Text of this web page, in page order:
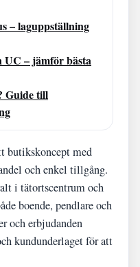
– laguppställning
UC – jämför bästa
Guide till
butikskoncept med
och enkel tillgång.
i tätortscentrum och
boende, pendlare och
och erbjudanden
kundunderlaget för att